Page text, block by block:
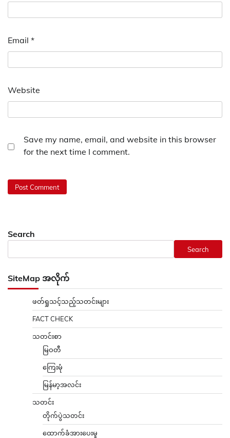
Email *
Website
Save my name, email, and website in this browser
for the next time I comment.
Search
Search
SiteMap အလိုက်
ဖတ်ရှုသင့်သည့်သတင်းများ
FACT CHECK
သတင်းစာ
မြဝတီ
ကြေးမုံ
မြန်မာ့အလင်း
သတင်း
တိုက်ပွဲသတင်း
ထောက်ခံအားပေးမှု